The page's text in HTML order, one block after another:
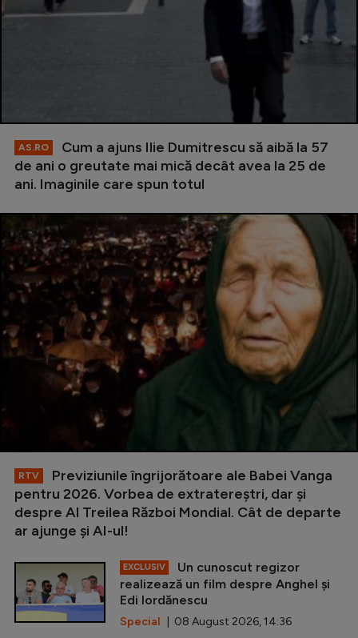
AS.RO
Cum a ajuns Ilie Dumitrescu să aibă la 57
de ani o greutate mai mică decât avea la 25 de
ani. Imaginile care spun totul
RTV
Previziunile îngrijorătoare ale Babei Vanga
pentru 2026. Vorbea de extratereștri, dar și
despre Al Treilea Război Mondial. Cât de departe
ar ajunge și AI-ul!
EXCLUSIV
Un cunoscut regizor
realizează un film despre Anghel și
Edi Iordănescu
Special | 08 August 2026, 14:36